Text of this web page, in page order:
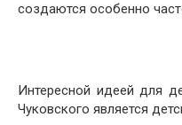
создаются особенно
Интересной идеей для
Чуковского является